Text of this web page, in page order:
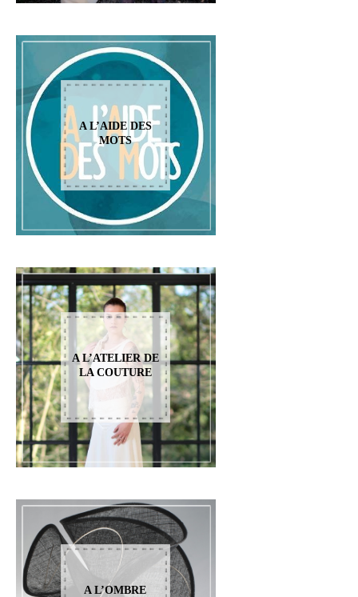
A L’AIDE DES
MOTS
A L’ATELIER DE
LA COUTURE
A L’OMBRE